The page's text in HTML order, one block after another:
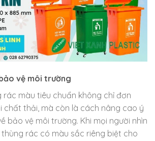
vệ môi trường
rác màu tiêu chuẩn không chỉ đơn
chất thải, mà còn là cách nâng cao ý
bảo vệ môi trường. Khi mọi người nhìn
rác có màu sắc riêng biệt cho